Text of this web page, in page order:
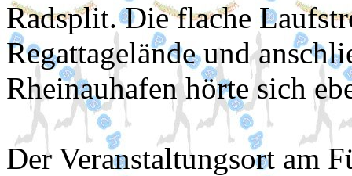
Radsplit. Die flache
Regattagelände und
Rheinauhafen hörte sich
Der Veranstaltungsort am